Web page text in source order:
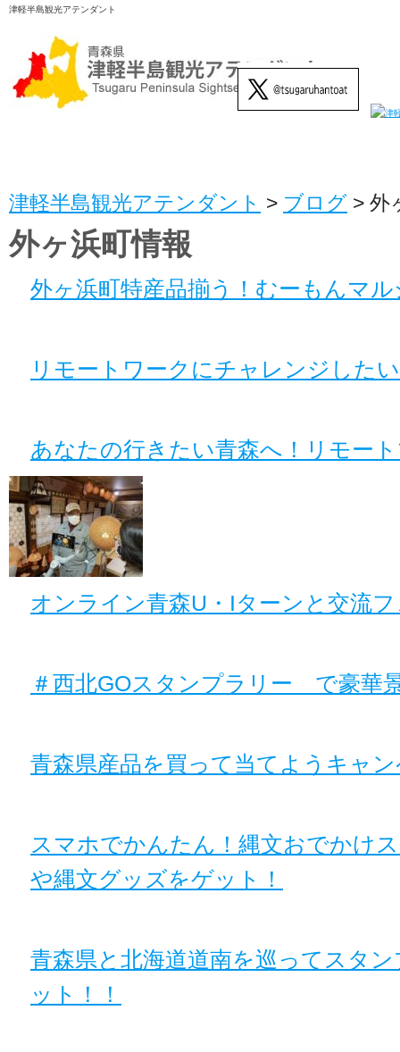
津軽半島観光アテンダント
津軽半島観光アテンダント > ブログ > 外
外ヶ浜町情報
外ヶ浜町特産品揃う！むーもんマル
リモートワークにチャレンジした
あなたの行きたい青森へ！リモー
オンライン青森U・Iターンと交流
＃西北GOスタンプラリー で豪華
青森県産品を買って当てようキャ
スマホでかんたん！縄文おでかけ
や縄文グッズをゲット！
青森県と北海道道南を巡ってスタ
ット！！